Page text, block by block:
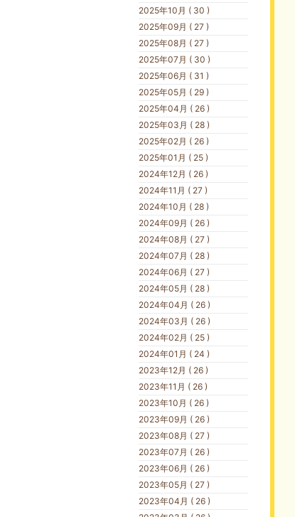
2025年10月 ( 30 )
2025年09月 ( 27 )
2025年08月 ( 27 )
2025年07月 ( 30 )
2025年06月 ( 31 )
2025年05月 ( 29 )
2025年04月 ( 26 )
2025年03月 ( 28 )
2025年02月 ( 26 )
2025年01月 ( 25 )
2024年12月 ( 26 )
2024年11月 ( 27 )
2024年10月 ( 28 )
2024年09月 ( 26 )
2024年08月 ( 27 )
2024年07月 ( 28 )
2024年06月 ( 27 )
2024年05月 ( 28 )
2024年04月 ( 26 )
2024年03月 ( 26 )
2024年02月 ( 25 )
2024年01月 ( 24 )
2023年12月 ( 26 )
2023年11月 ( 26 )
2023年10月 ( 26 )
2023年09月 ( 26 )
2023年08月 ( 27 )
2023年07月 ( 26 )
2023年06月 ( 26 )
2023年05月 ( 27 )
2023年04月 ( 26 )